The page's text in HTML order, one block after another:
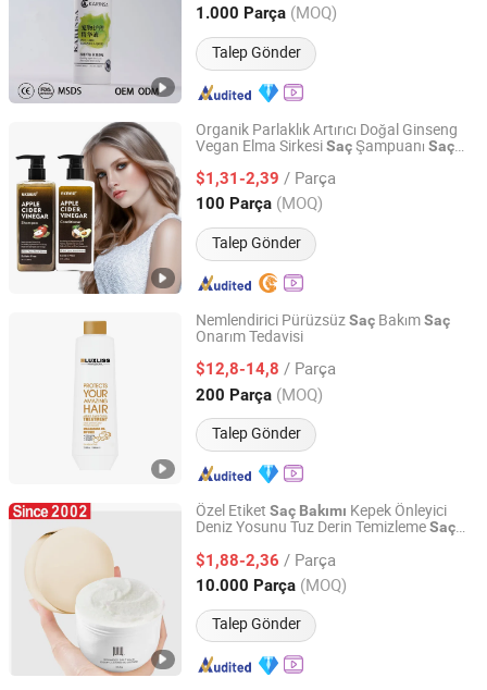
1.000 Parça (MOQ)
Talep Gönder
Shandong, China Fiyat 2025
Organik Parlaklık Artırıcı Doğal Ginseng
Vegan Elma SirkesiSaç Şampuanı Saç
$1,31-2,39 / Parça
100 Parça (MOQ)
Talep Gönder
Guangzhou Tinsun Biotechnology Company Limited
Guangdong, China Fiyat 2022
Nemlendirici PürüzsüzSaç BakımSaç
Onarım Tedavisi
$12,8-14,8 / Parça
200 Parça (MOQ)
Talep Gönder
Guangzhou Beaver Cosmetic Co., Ltd.
Guangdong, China Fiyat 2021
Özel Etiket Saç Bakımı Kepek Önleyici
Deniz Yosunu Tuz Derin TemizlemeSaç
$1,88-2,36 / Parça
10.000 Parça (MOQ)
Talep Gönder
Fully Cosmetic (GZ) Co., Limited
Guangdong, China Fiyat 2016